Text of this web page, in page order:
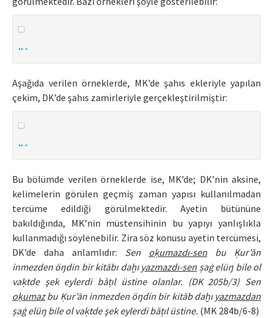
.. .
Aşağıda verilen örneklerde, MK’de şahıs ekleriyle yapılan
çekim, DK’de şahıs zamirleriyle gerçekleştirilmiştir:
.. .
Bu bölümde verilen örneklerde ise, MK’de; DK’nin aksine,
kelimelerin görülen geçmiş zaman yapısı kullanılmadan
tercüme edildiği görülmektedir. Ayetin bütününe
bakıldığında, MK’nin müstensihinin bu yapıyı yanlışlıkla
kullanmadığı söylenebilir. Zira söz konusu ayetin tercümesi,
DK’de daha anlamlıdır: Sen oḳumazdı-sen bu Ḳur’ān
inmezden öŋdin bir kitābı daḫı yazmazdı-sen ṣaġ elüŋ bile ol
vaḳtde şek eylerdi bāṭıl üstine olanlar. (DK 205b/3) Sen
oḳumazbu Ḳur’ān inmezden öŋdin bir kitāb daḫı yazmazdan
ṣaġ elüŋ bile ol vaḳtde şek eylerdi bāṭıl üstine. (MK 284b/6-8)